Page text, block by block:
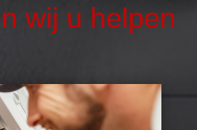
wij u helpen